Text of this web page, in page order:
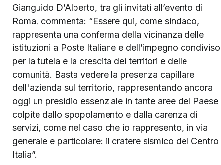
Gianguido D’Alberto, tra gli invitati all’evento di
Roma, commenta: “Essere qui, come sindaco,
rappresenta una conferma della vicinanza delle
istituzioni a Poste Italiane e dell’impegno condiviso
per la tutela e la crescita dei territori e delle
comunità. Basta vedere la presenza capillare
dell'azienda sul territorio, rappresentando ancora
oggi un presidio essenziale in tante aree del Paese
colpite dallo spopolamento e dalla carenza di
servizi, come nel caso che io rappresento, in via
generale e particolare: il cratere sismico del Centro
Italia”.